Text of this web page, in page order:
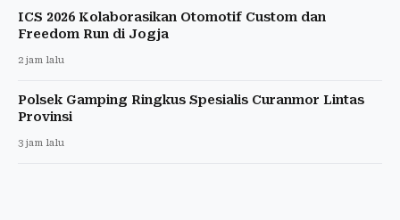
ICS 2026 Kolaborasikan Otomotif Custom dan
Freedom Run di Jogja
2 jam lalu
Polsek Gamping Ringkus Spesialis Curanmor Lintas
Provinsi
3 jam lalu